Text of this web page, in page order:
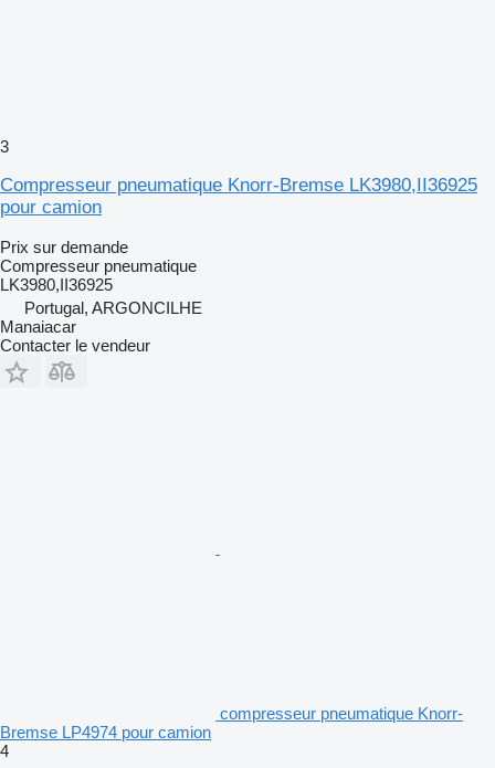
3
Compresseur pneumatique Knorr-Bremse LK3980,II36925
pour camion
Prix sur demande
Compresseur pneumatique
LK3980,II36925
Portugal, ARGONCILHE
Manaiacar
Contacter le vendeur
compresseur pneumatique Knorr-
Bremse LP4974 pour camion
4